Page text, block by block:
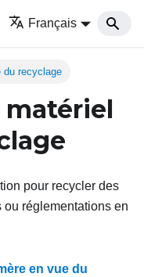
Français
du recyclage
matériel
pour recycler des
réglementations en
en vue du